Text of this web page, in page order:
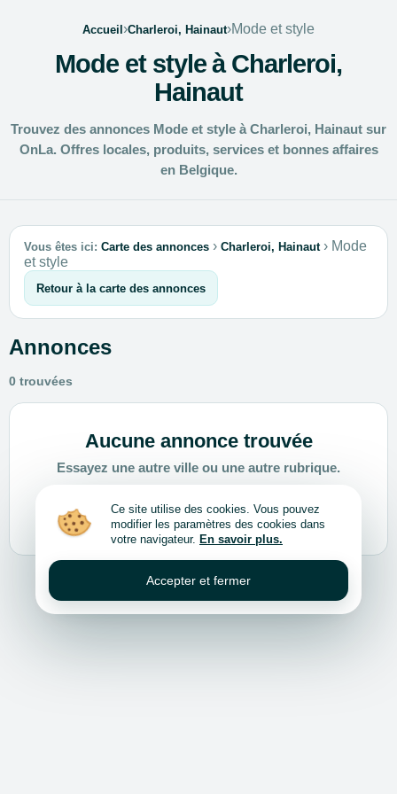
Accueil›Charleroi, Hainaut›Mode et style
Mode et style à Charleroi,
Hainaut
Trouvez des annonces Mode et style à Charleroi, Hainaut sur
OnLa. Offres locales, produits, services et bonnes affaires
en Belgique.
Vous êtes ici: Carte des annonces › Charleroi, Hainaut › Mode
et style
Retour à la carte des annonces
Annonces
0 trouvées
Aucune annonce trouvée
Essayez une autre ville ou une autre rubrique.
Choisir une autre ville ou rubrique
Ce site utilise des cookies. Vous pouvez
modifier les paramètres des cookies dans
votre navigateur. En savoir plus.
Accepter et fermer